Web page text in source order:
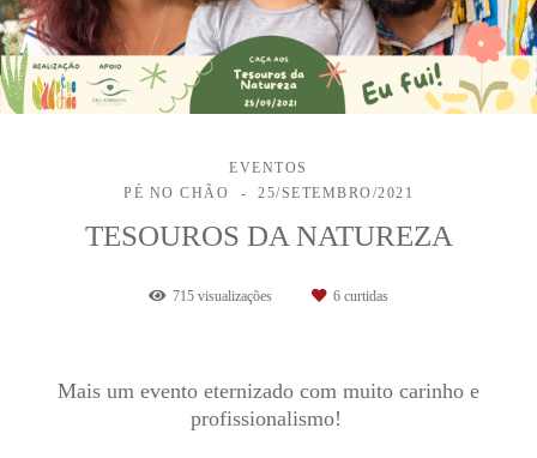
EVENTOS
PÉ NO CHÃO
25/SETEMBRO/2021
TESOUROS DA NATUREZA
715 visualizações 6 curtidas
Mais um evento eternizado com muito carinho e
profissionalismo!